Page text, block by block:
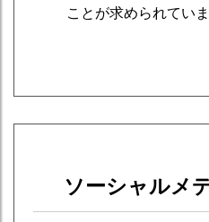
ことが求められていま
ソーシャルメ